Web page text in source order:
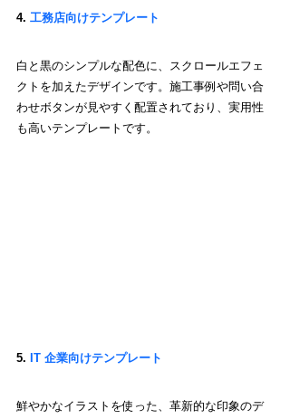
4. 工務店向けテンプレート
白と黒のシンプルな配色に、スクロールエフェ
クトを加えたデザインです。施工事例や問い合
わせボタンが見やすく配置されており、実用性
も高いテンプレートです。
5. IT 企業向けテンプレート
鮮やかなイラストを使った、革新的な印象のデ